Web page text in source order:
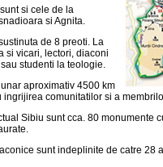
si cele de la
si Agnita.
de 8 preoti. La
si vicari, lectori, diaconi
studenti la teologie.
aproximativ 4500 km
ingrijirea comunitatilor si a
Sibiu sunt cca. 80 monumente
sunt indeplinite de catre 28